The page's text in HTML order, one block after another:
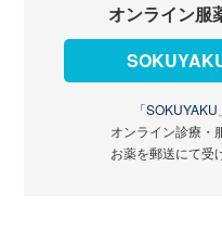
オンライン服
「SOKUYAKU」
オンライン診療・
お薬を郵送にて受